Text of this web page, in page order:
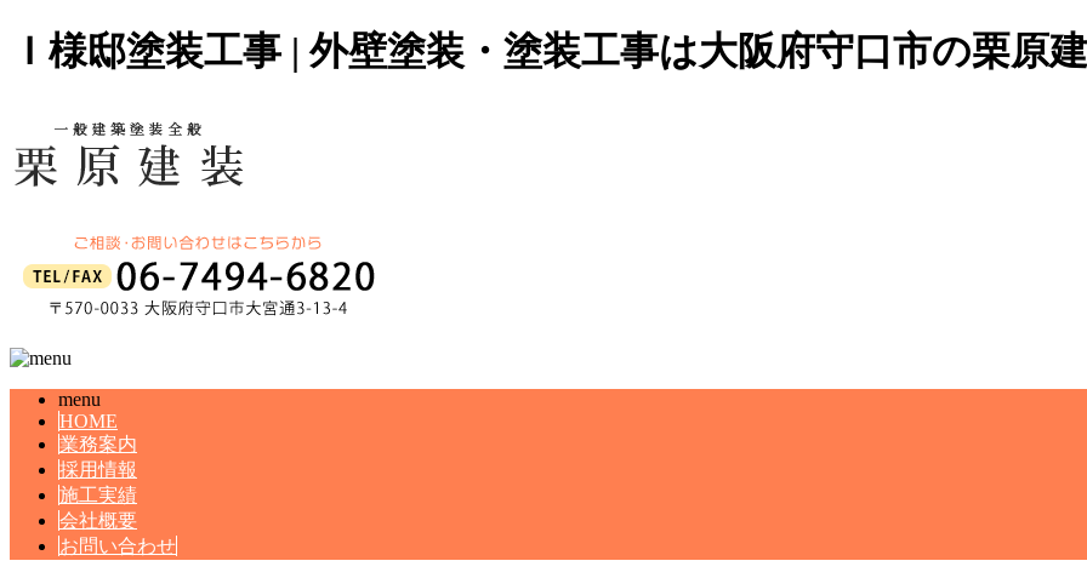
Ｉ様邸塗装工事 | 外壁塗装・塗装工事は大阪府守口市の栗原
menu
HOME
業務案内
採用情報
施工実績
会社概要
お問い合わせ